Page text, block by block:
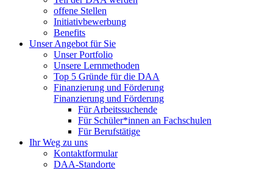
offene Stellen
Initiativbewerbung
Benefits
Unser Angebot für Sie
Unser Portfolio
Unsere Lernmethoden
Top 5 Gründe für die DAA
Finanzierung und Förderung
Finanzierung und Förderung
Für Arbeitssuchende
Für Schüler*innen an Fachschulen
Für Berufstätige
Ihr Weg zu uns
Kontaktformular
DAA-Standorte